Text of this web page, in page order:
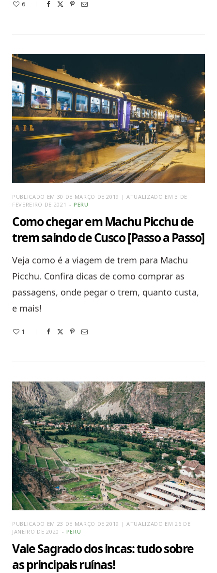
6
PUBLICADO EM 30 DE MARÇO DE 2019 | ATUALIZADO EM 3 DE
FEVEREIRO DE 2021
PERU
Como chegar em Machu Picchu de
trem saindo de Cusco [Passo a Passo]
Veja como é a viagem de trem para Machu
Picchu. Confira dicas de como comprar as
passagens, onde pegar o trem, quanto custa,
e mais!
1
PUBLICADO EM 23 DE MARÇO DE 2019 | ATUALIZADO EM 26 DE
JANEIRO DE 2020
PERU
Vale Sagrado dos incas: tudo sobre
as principais ruínas!